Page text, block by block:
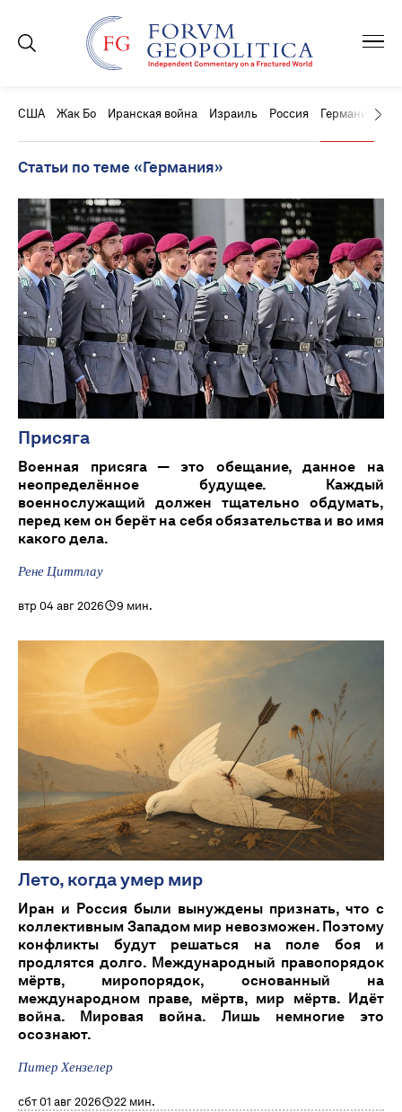
США Жак Бо Иранская война Израиль Россия Германия
Статьи по теме «Германия»
Присяга
Военная присяга — это обещание, данное на
неопределённое будущее. Каждый
военнослужащий должен тщательно обдумать,
перед кем он берёт на себя обязательства и во имя
какого дела.
Рене Циттлау
втр 04 авг 2026 9 мин.
Лето, когда умер мир
Иран и Россия были вынуждены признать, что с
коллективным Западом мир невозможен. Поэтому
конфликты будут решаться на поле боя и
продлятся долго. Международный правопорядок
мёртв, миропорядок, основанный на
международном праве, мёртв, мир мёртв. Идёт
война. Мировая война. Лишь немногие это
осознают.
Питер Хензелер
сбт 01 авг 2026 22 мин.